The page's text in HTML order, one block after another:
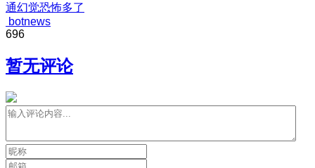
通幻觉恐怖多了
botnews
696
暂无评论